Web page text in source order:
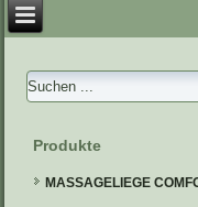
Produkte
MASSAGELIEGE